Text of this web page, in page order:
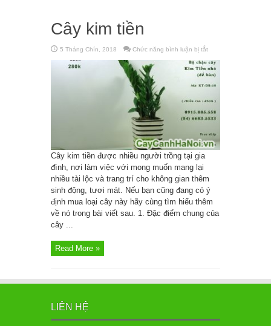
Cây kim tiền
5 Tháng Chín, 2018 Chức năng bình luận bị tắt
kim
tiền
Cây kim tiền được nhiều người trồng tại gia
đình, nơi làm việc với mong muốn mang lại
nhiều tài lộc và trang trí cho không gian thêm
sinh động, tươi mát. Nếu bạn cũng đang có ý
định mua loại cây này hãy cùng tìm hiểu thêm
về nó trong bài viết sau. 1. Đặc điểm chung của
cây ...
Read More »
LIÊN HỆ